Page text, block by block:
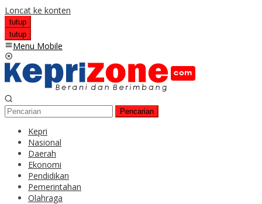
Loncat ke konten
tutup
tutup
Menu Mobile
Pencarian
Kepri
Nasional
Daerah
Ekonomi
Pendidikan
Pemerintahan
Olahraga